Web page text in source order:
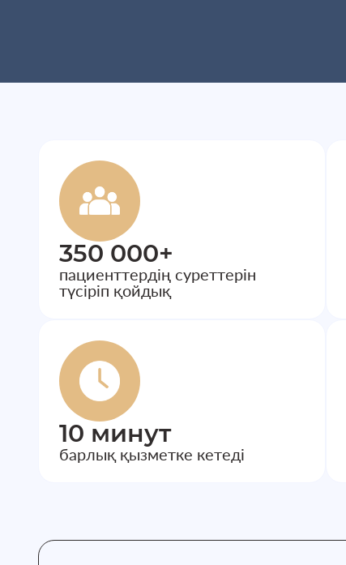
350 000+
пациенттердің суреттерін
түсіріп қойдық
10 минут
барлық қызметке кетеді